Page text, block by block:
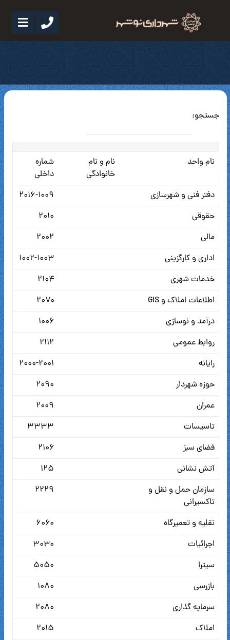
جستجو:
نام واحد
نام و نام
خانوادگی
شماره
داخلی
دفتر فنی و شهرسازی
۲۰۱۶-۱۰۰۹
حقوقی
۲۰۱۰
مالی
۲۰۰۲
اداری و کارگزینی
۱۰۰۲-۱۰۰۳
خدمات شهری
۲۱۰۴
اطلاعات املاک و GIS
۲۰۷۰
درآمد و نوسازی
۱۰۰۶
روابط عمومی
۲۱۱۲
رایانه
۲۰۰۰-۲۰۰۱
حوزه شهردار
۲۰۹۰
عمران
۲۰۰۹
تاسیسات
۳۳۳۳
فضای سبز
۲۱۰۶
آتش نشانی
۱۲۵
سازمان حمل و نقل و
تاکسیرانی
۲۲۲۹
نقلیه و تعمیرگاه
۶۰۶۰
اجرائیات
۳۰۳۰
سیترا
۵۰۵۰
بازرسی
۱۰۸۰
سرمایه گذاری
۲۰۸۰
املاک
۲۰۱۵